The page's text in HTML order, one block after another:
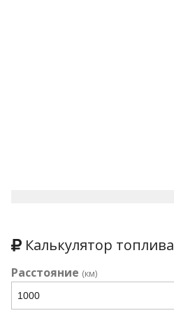
Калькулятор топлива
Расстояние (км)